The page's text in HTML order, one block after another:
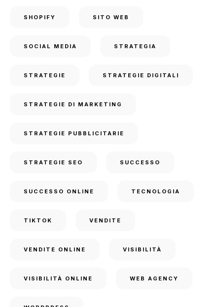
SHOPIFY SITO WEB
SOCIAL MEDIA STRATEGIA
STRATEGIE STRATEGIE DIGITALI
STRATEGIE DI MARKETING
STRATEGIE PUBBLICITARIE
STRATEGIE SEO SUCCESSO
SUCCESSO ONLINE TECNOLOGIA
TIKTOK VENDITE
VENDITE ONLINE VISIBILITÀ
VISIBILITÀ ONLINE WEB AGENCY